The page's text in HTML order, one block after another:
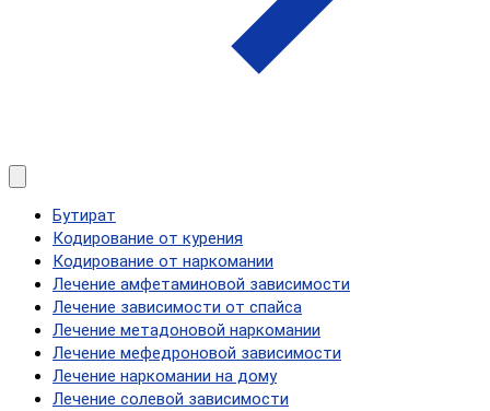
Бутират
Кодирование от курения
Кодирование от наркомании
Лечение амфетаминовой зависимости
Лечение зависимости от спайса
Лечение метадоновой наркомании
Лечение мефедроновой зависимости
Лечение наркомании на дому
Лечение солевой зависимости